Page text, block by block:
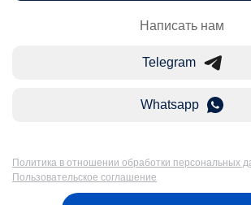
Написать нам
Telegram
Whatsapp
Политика в отношении обработки персональных
Пользовательское соглашение